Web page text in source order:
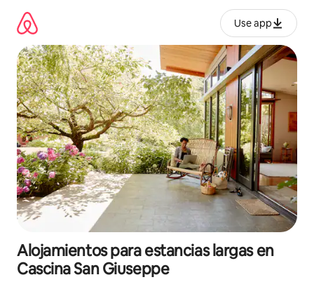
contenido
Use app
Alojamientos para estancias largas en
Cascina San Giuseppe